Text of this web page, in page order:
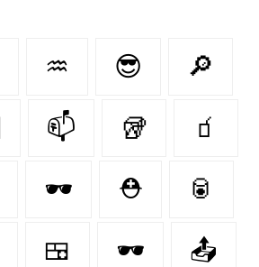
♒ 😎 🔎
📫 🥡 🧃
🕶 ⛑️ 🥫
🍱 🕶️ 📤